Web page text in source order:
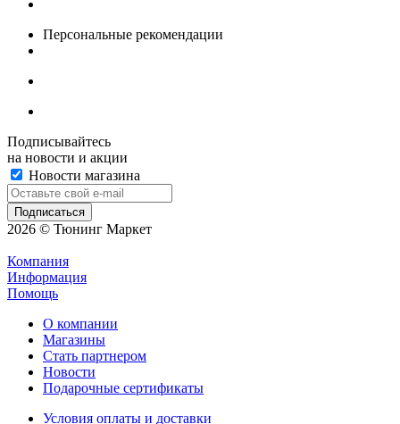
Персональные рекомендации
Подписывайтесь
на новости и акции
Новости магазина
2026 © Тюнинг Маркет
Компания
Информация
Помощь
О компании
Магазины
Стать партнером
Новости
Подарочные сертификаты
Условия оплаты и доставки